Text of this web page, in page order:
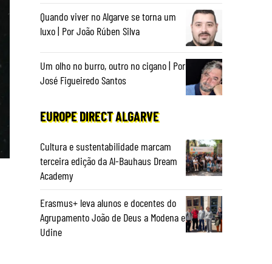
Quando viver no Algarve se torna um
luxo | Por João Rúben Silva
Um olho no burro, outro no cigano | Por
José Figueiredo Santos
EUROPE DIRECT ALGARVE
Cultura e sustentabilidade marcam
terceira edição da Al-Bauhaus Dream
Academy
Erasmus+ leva alunos e docentes do
Agrupamento João de Deus a Modena e
Udine